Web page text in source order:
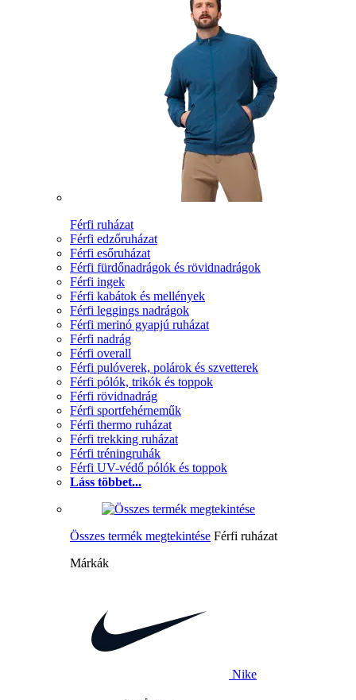
Férfi ruházat
Férfi edzőruházat
Férfi esőruházat
Férfi fürdőnadrágok és rövidnadrágok
Férfi ingek
Férfi kabátok és mellények
Férfi leggings nadrágok
Férfi merinó gyapjú ruházat
Férfi nadrág
Férfi overall
Férfi pulóverek, polárok és szvetterek
Férfi pólók, trikók és toppok
Férfi rövidnadrág
Férfi sportfehérneműk
Férfi thermo ruházat
Férfi trekking ruházat
Férfi tréningruhák
Férfi UV-védő pólók és toppok
Láss többet...
Összes termék megtekintése Férfi ruházat
Márkák
Nike